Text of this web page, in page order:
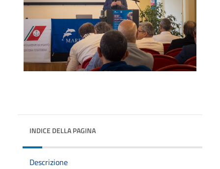
INDICE DELLA PAGINA
Descrizione